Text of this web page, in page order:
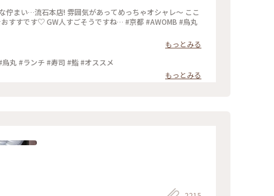
まい…流石本店! 雰囲気があってめっちゃオシャレ〜 ここ
すすです♡ GW人すごそうですね… #京都 #AWOMB #烏丸
もっとみる
丸 #ランチ #寿司 #鮨 #オススメ
もっとみる